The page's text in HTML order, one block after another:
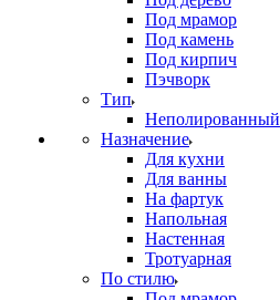
Под мрамор
Под камень
Под кирпич
Пэчворк
Тип
Неполированный
Назначение
Для кухни
Для ванны
На фартук
Напольная
Настенная
Тротуарная
По стилю